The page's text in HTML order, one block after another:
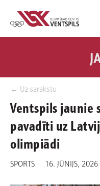
← Uz sarakstu
Ventspils
pavadīti uz
olimpiādi
SPORTS 16. JŪNIJS, 2026